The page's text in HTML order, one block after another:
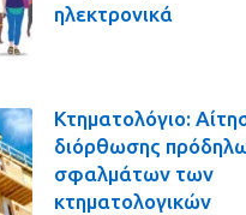
ηλεκτρονικά
Κτηματολόγιο:
διόρθωσης
σφαλμάτων των
κτηματολογικών